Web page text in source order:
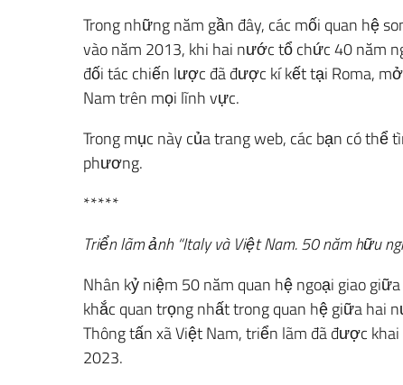
Trong những năm gần đây, các mối quan hệ
vào năm 2013, khi hai nước tổ chức 40 năm
đối tác chiến lược đã được kí kết tại Roma,
Nam trên mọi lĩnh vực.
Trong mục này của trang web, các bạn có
phương.
*****
Triển lãm ảnh “Italy và Việt Nam. 50 năm hữu
Nhân kỷ niệm 50 năm quan hệ ngoại giao
khắc quan trọng nhất trong quan hệ giữa hai
Thông tấn xã Việt Nam, triển lãm đã được
2023.